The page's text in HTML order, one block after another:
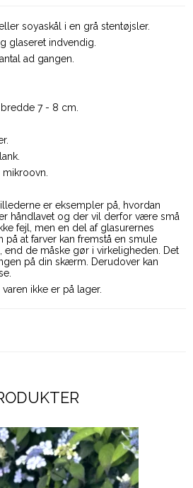
soyaskål i en grå stentøjsler.
glaseret indvendig.
ad gangen.
7 - 8 cm.
er eksempler på, hvordan
håndlavet og der vil derfor være små
fejl, men en del af glasurernes
at farver kan fremstå en smule
de måske gør i virkeligheden. Det
på din skærm. Derudover kan
ikke er på lager.